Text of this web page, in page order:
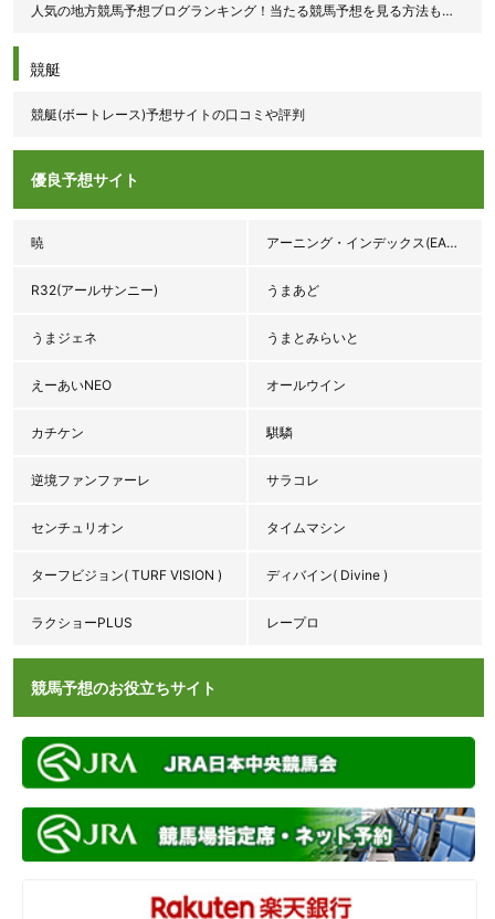
人気の地方競馬予想ブログランキング！当たる競馬予想を見る方法も紹介！
競艇
競艇(ボートレース)予想サイトの口コミや評判
優良予想サイト
暁 アーニング・インデックス(EARNINGS INDEX♯3.92)
R32(アールサンニー) うまあど
うまジェネ うまとみらいと
えーあいNEO オールウイン
カチケン 騏驎
逆境ファンファーレ サラコレ
センチュリオン タイムマシン
ターフビジョン( TURF VISION ) ディバイン( Divine )
ラクショーPLUS レープロ
競馬予想のお役立ちサイト